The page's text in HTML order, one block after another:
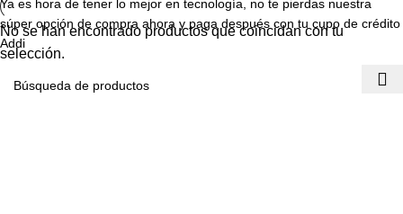
Ya es hora de tener lo mejor en tecnología, no te pierdas nuestra
súper opción de compra ahora y paga después con tu cupo de crédito
Addi
No se han encontrado productos que coincidan con tu
selección.